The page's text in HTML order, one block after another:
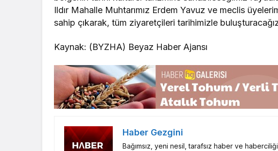
Ildır Mahalle Muhtarımız Erdem Yavuz ve meclis
sahip çıkarak, tüm ziyaretçileri tarihimizle
Kaynak: (BYZHA) Beyaz Haber Ajansı
Haber Gezgini
Bağımsız, yeni nesil, tarafsız haber ve